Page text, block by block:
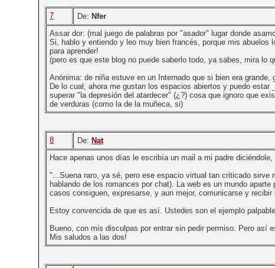
7 De: Nfer
Assar dor: (mal juego de palabras por "asador" lugar donde
Si, hablo y entiendo y leo muy bien francés, porque mis abuelos
para aprender!
(pero es que este blog no puede saberlo todo, ya sabes, mira lo
Anónima: de niña estuve en un Internado que si bien era
De lo cual, ahora me gustan los espacios abiertos y puedo
superar "la depresión del atardecer" (¿?) cosa que ignoro que
de verduras (como la de la muñeca, si)
8 De: Nat
Hace apenas unos días le escribía un mail a mi padre
"...Suena raro, ya sé, pero ese espacio virtual tan criticado
hablando de los romances por chat). La web es un mundo
casos consiguen, expresarse, y aun mejor, comunicarse y recibir
Estoy convencida de que es así. Ustedes son el ejemplo
Bueno, con mis disculpas por entrar sin pedir permiso. Pero así
Mis saludos a las dos!